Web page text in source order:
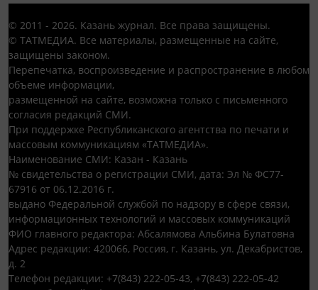
© 2011 - 2026. Казань журнал. Все права защищены.
© ТАТМЕДИА. Все материалы, размещенные на сайте,
защищены законом.
Перепечатка, воспроизведение и распространение в любом
объеме информации,
размещенной на сайте, возможна только с письменного
согласия редакций СМИ.
При поддержке Республиканского агентства по печати и
массовым коммуникациям «ТАТМЕДИА».
Наименование СМИ: Казан - Казань
№ свидетельства о регистрации СМИ, дата: Эл № ФС77-
67916 от 06.12.2016 г.
выдано Федеральной службой по надзору в сфере связи,
информационных технологий и массовых коммуникаций
ФИО главного редактора: Абсалямова Альбина Булатовна
Адрес редакции: 420066, Россия, г. Казань, ул. Декабристов,
д. 2
Телефон редакции: +7(843) 222-05-43, +7(843) 222-05-42